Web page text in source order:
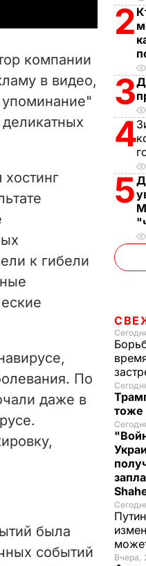
компании
в видео,
хостинг
х
к гибели
По
даже в
была
событий
2
3
4
5
тоже
Вчера,